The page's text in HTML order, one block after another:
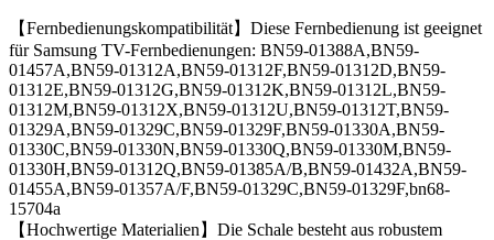
【Fernbedienungskompatibilität】Diese Fernbedienung ist geeignet
für Samsung TV-Fernbedienungen: BN59-01388A,BN59-
01457A,BN59-01312A,BN59-01312F,BN59-01312D,BN59-
01312E,BN59-01312G,BN59-01312K,BN59-01312L,BN59-
01312M,BN59-01312X,BN59-01312U,BN59-01312T,BN59-
01329A,BN59-01329C,BN59-01329F,BN59-01330A,BN59-
01330C,BN59-01330N,BN59-01330Q,BN59-01330M,BN59-
01330H,BN59-01312Q,BN59-01385A/B,BN59-01432A,BN59-
01455A,BN59-01357A/F,BN59-01329C,BN59-01329F,bn68-
15704a
【Hochwertige Materialien】Die Schale besteht aus robustem